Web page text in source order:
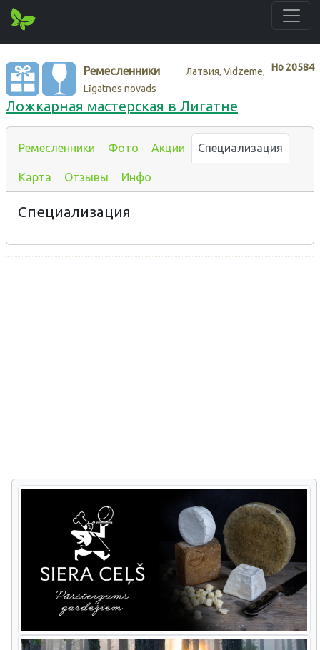
Нo 20584
Ремесленники
Латвия, Vidzeme,
Līgatnes novads
Ложкарная мастерская в Лигатне
Ремесленники Фото Акции Специализация
Карта Отзывы Инфо
Специализация